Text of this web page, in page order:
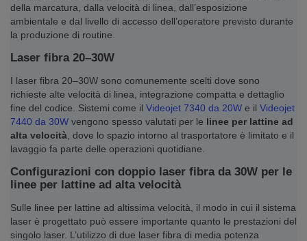
della marcatura, dalla velocità di linea, dall’esposizione
ambientale e dal livello di accesso dell’operatore previsto durante
la produzione di routine.
Laser fibra 20–30W
I laser fibra 20–30W sono comunemente scelti dove sono
richieste alte velocità di linea, integrazione compatta e dettaglio
fine del codice. Sistemi come il Videojet 7340 da 20W e il Videojet
7440 da 30W vengono spesso valutati per le linee per lattine ad
alta velocità , dove lo spazio intorno al trasportatore è limitato e il
lavaggio fa parte delle operazioni quotidiane.
Configurazioni con doppio laser fibra da 30W per le
linee per lattine ad alta velocità
Sulle linee per lattine ad altissima velocità, il modo in cui il sistema
laser è progettato può essere importante quanto le prestazioni del
singolo laser. L’utilizzo di due laser fibra di media potenza